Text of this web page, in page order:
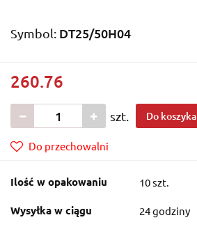
Symbol: DT25/50H04
260.76
szt. Do koszyka
Do przechowalni
Ilość w opakowaniu 10 szt.
Wysyłka w ciągu 24 godziny